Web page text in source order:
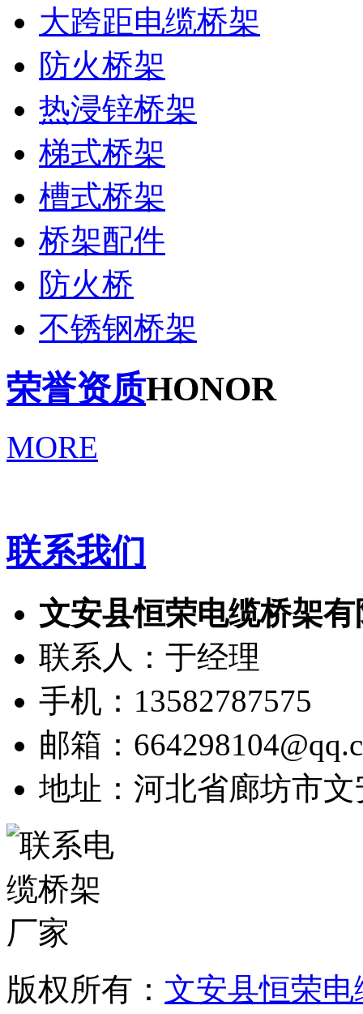
大跨距电缆桥架
防火桥架
热浸锌桥架
梯式桥架
槽式桥架
桥架配件
防火桥
不锈钢桥架
荣誉资质HONOR
MORE
联系我们
文安县恒荣电缆桥架
联系人：于经理
手机：13582787575
邮箱：
地址：河北省廊坊市
版权所有： 文安县恒荣